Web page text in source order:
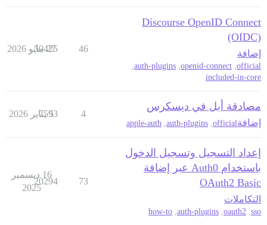
Discourse OpenID Connect
(OIDC)
إضافة
official
,
openid-connect
,
auth-plugins
,
included-in-core
46
50425
27 مايو 2026
مصادقة أبل في ديسكرس
إضافةofficial
auth-plugins
apple-auth
4
7593
5 يناير 2026
إعداد التسجيل وتسجيل الدخول
باستخدام Auth0 عبر إضافة
OAuth2 Basic
التكاملات
sso
,
oauth2
,
auth-plugins
,
how-to
73
20294
16 ديسمبر
2025